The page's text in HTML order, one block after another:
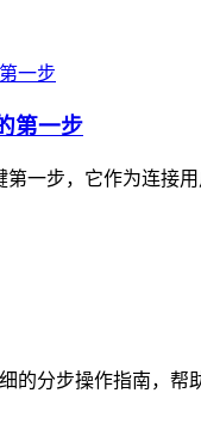
第一步
一步，它作为连
的分步操作指南，